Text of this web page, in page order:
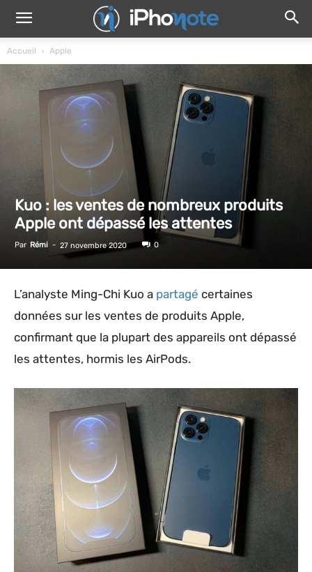
Accueil Apple
Kuo : les ventes de nombreux produits
Apple ont dépassé les attentes
Par Rémi - 27 novembre 2020 0
L’analyste Ming-Chi Kuo a partagé certaines
données sur les ventes de produits Apple,
confirmant que la plupart des appareils ont dépassé
les attentes, hormis les AirPods.